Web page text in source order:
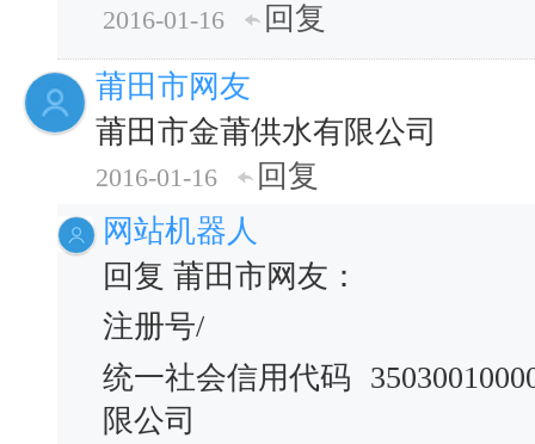
2016-01-16
回复
莆田市网友
莆田市金莆供水有限公司
2016-01-16
回复
网站机器人
回复 莆田市网友：
注册号/
统一社会信用代码
限公司